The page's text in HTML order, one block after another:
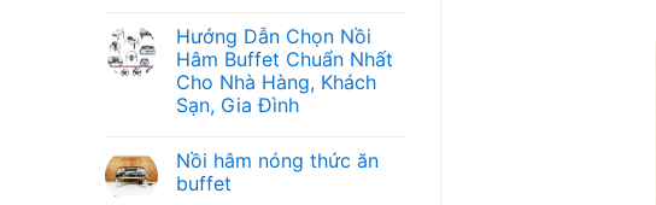
66003:
Nâng
Tầm
Trải
Nghiệm
Ẩm
Nghệ
Thuật
Trang
bình
luận
ở
Hướng
Dẫn
Chọn
Nước
Trái
Cây
Hướng Dẫn Chọn Nồi
Hâm Buffet Chuẩn Nhất
Cho Nhà Hàng, Khách
Sạn, Gia Đình
bình
luận
ở
Nồi hâm nóng thức ăn
buffet